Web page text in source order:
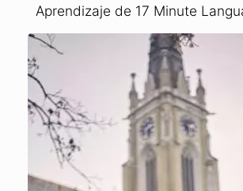
Aprendizaje de 17 Minute